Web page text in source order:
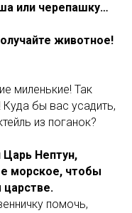
или черепашку…
животное!
миленькие! Так
бы вас усадить,
из поганок?
Царь Нептун,
морское, чтобы
помочь,